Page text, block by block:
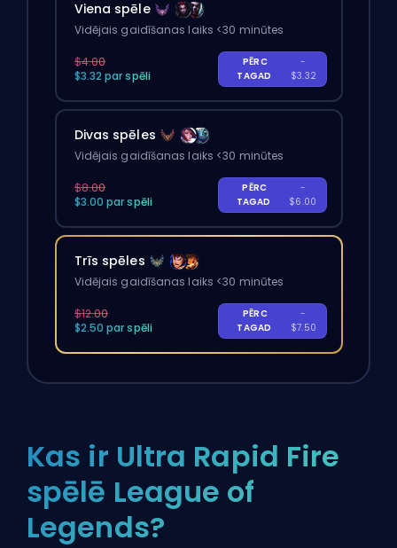
Viena spēle
Vidējais gaidīšanas laiks <30 minūtes
$4.00
$3.32 par spēli
PĒRC
TAGAD
-
$3.32
Divas spēles
Vidējais gaidīšanas laiks <30 minūtes
$8.00
$3.00 par spēli
PĒRC
TAGAD
-
$6.00
Trīs spēles
Vidējais gaidīšanas laiks <30 minūtes
$12.00
$2.50 par spēli
PĒRC
TAGAD
-
$7.50
Kas ir Ultra Rapid Fire
spēlē League of
Legends?